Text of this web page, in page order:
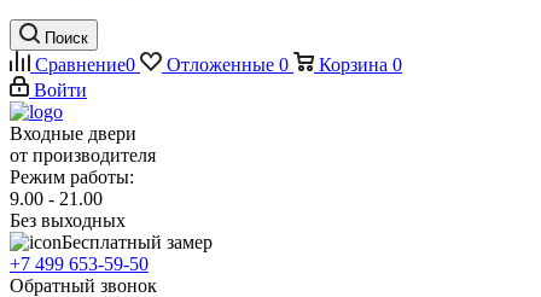
Поиск
Сравнение0 Отложенные 0 Корзина 0
Войти
Входные двери
от производителя
Режим работы:
9.00 - 21.00
Без выходных
Бесплатный замер
+7 499 653-59-50
Обратный звонок